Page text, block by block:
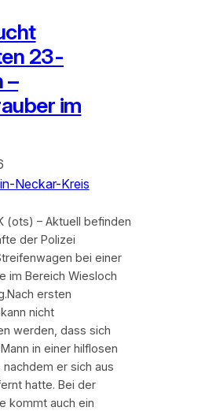
23-
–
im
Neckar-Kreis
(ots) – Aktuell befinden
der Polizei
bei einer
im Bereich Wiesloch
ersten
nicht
werden, dass sich
in einer hilflosen
er sich aus
hatte. Bei der
kommt auch ein